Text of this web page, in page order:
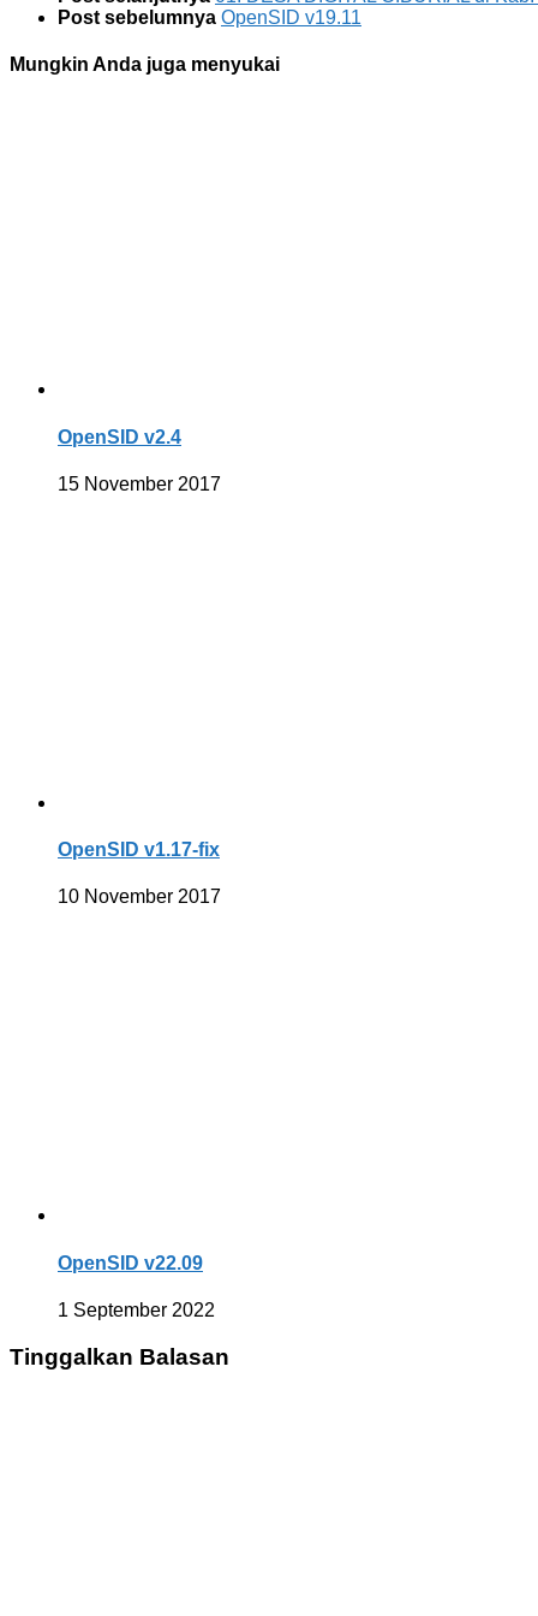
Post sebelumnya OpenSID v19.11
Mungkin Anda juga menyukai
OpenSID v2.4
15 November 2017
OpenSID v1.17-fix
10 November 2017
OpenSID v22.09
1 September 2022
Tinggalkan Balasan